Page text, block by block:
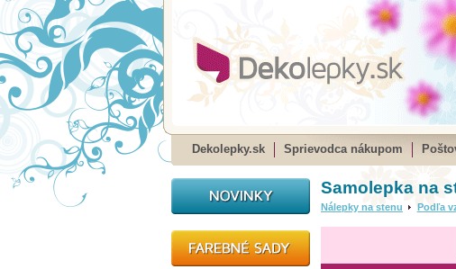
Dekolepky.sk Sprievodca nákupom
Samolepka na
Nálepky na stenu Podľa